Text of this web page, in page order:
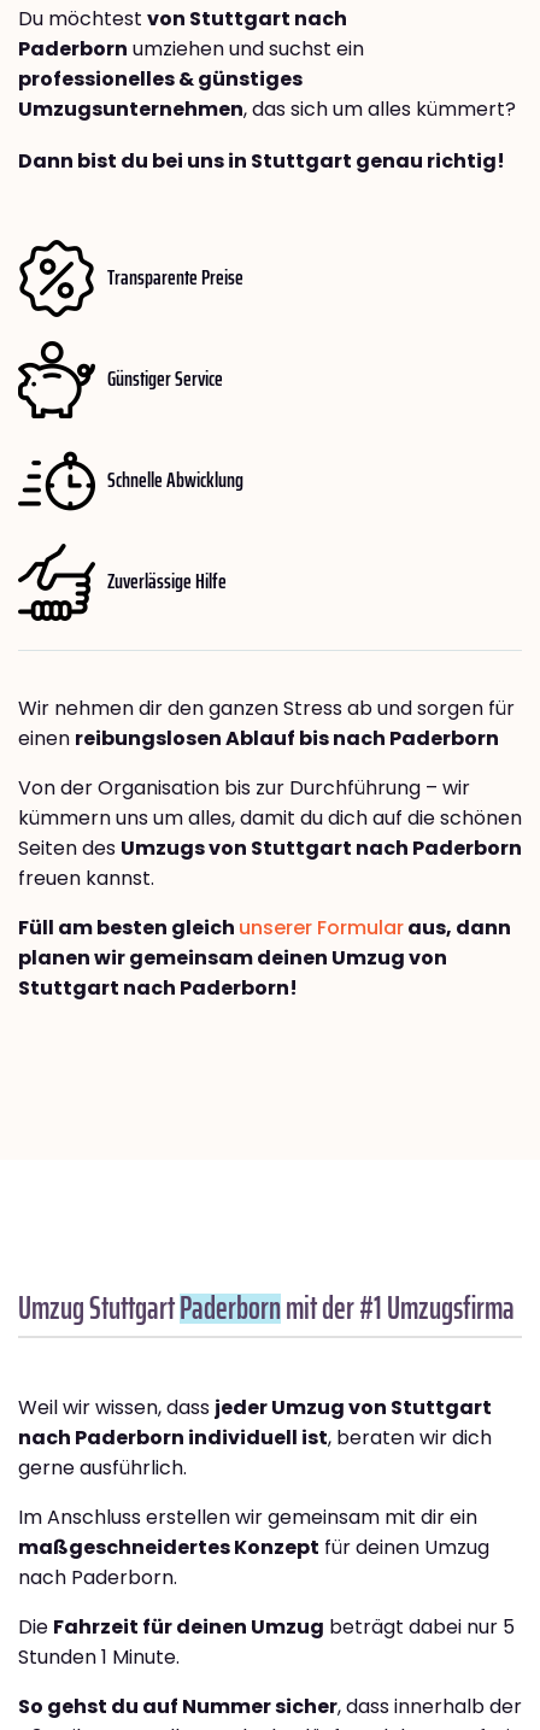
Du möchtest von Stuttgart nach
Paderborn umziehen und suchst ein
professionelles & günstiges
Umzugsunternehmen, das sich um alles kümmert?
Dann bist du bei uns in Stuttgart genau richtig!
Transparente Preise
Günstiger Service
Schnelle Abwicklung
Zuverlässige Hilfe
Wir nehmen dir den ganzen Stress ab und sorgen für
einen reibungslosen Ablauf bis nach Paderborn
Von der Organisation bis zur Durchführung – wir
kümmern uns um alles, damit du dich auf die schönen
Seiten des Umzugs von Stuttgart nach Paderborn
freuen kannst.
Füll am besten gleich unserer Formularaus, dann
planen wir gemeinsam deinen Umzug von
Stuttgart nach Paderborn!
Umzug StuttgartPaderbornmit der #1 Umzugsfirma
Weil wir wissen, dass jeder Umzug von Stuttgart
nach Paderborn individuell ist, beraten wir dich
gerne ausführlich.
Im Anschluss erstellen wir gemeinsam mit dir ein
maßgeschneidertes Konzept für deinen Umzug
nach Paderborn.
Die Fahrzeit für deinen Umzug beträgt dabei nur 5
Stunden 1 Minute.
So gehst du auf Nummer sicher, dass innerhalb der